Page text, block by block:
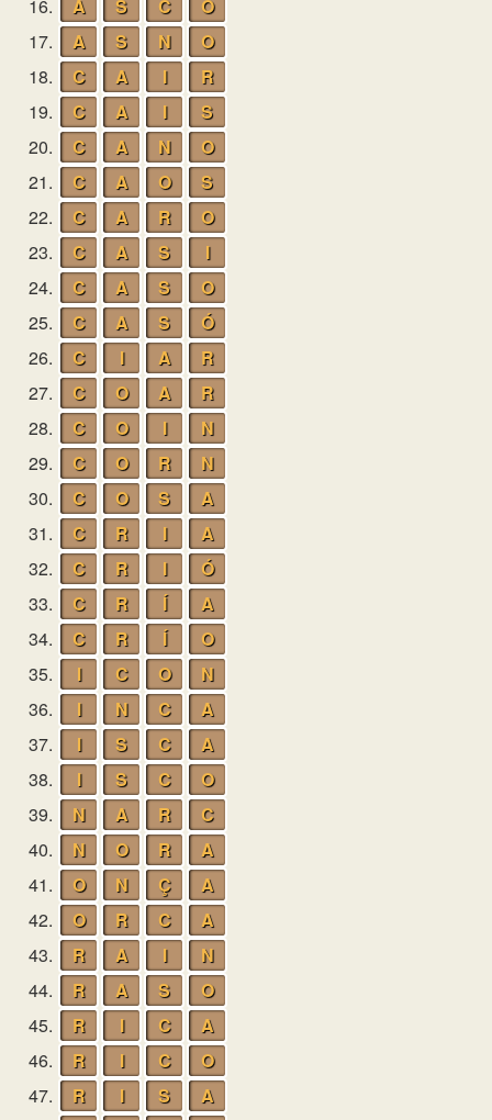
16.
A S C
O
17.
A S N
O
18.
C A I
R
19.
C A I
S
20.
C A N
O
21.
C A O
S
22.
C A R
O
23.
C A S
I
24.
C A S
O
25.
C A S
Ó
26.
C I A
R
27.
C O A
R
28.
C O I
N
29.
C O R
N
30.
C O S
A
31.
C R I
A
32.
C R I
Ó
33.
C R Í
A
34.
C R Í
O
35.
I C O
N
36.
I N C
A
37.
I S C
A
38.
I S C
O
39.
N A R
C
40.
N O R
A
41.
O N Ç
A
42.
O R C
A
43.
R A I
N
44.
R A S
O
45.
R I C
A
46.
R I C
O
47.
R I S
A